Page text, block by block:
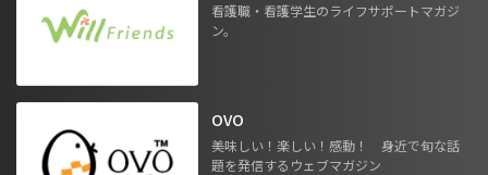
看護職・看護学生のライフサポートマガジ
ン。
OVO
美味しい！楽しい！感動！ 身近で旬な話
題を発信するウェブマガジン